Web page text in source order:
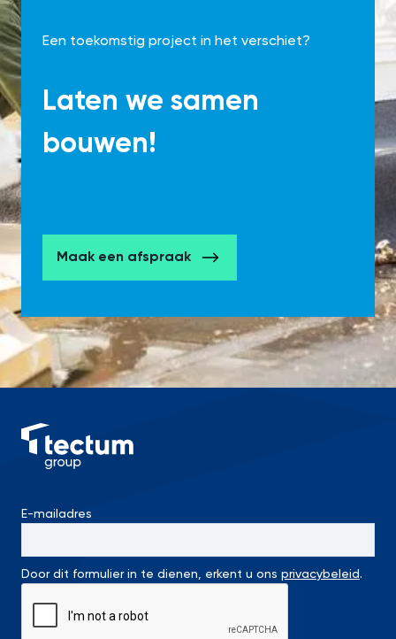
Een toekomstig project in het verschiet?
Laten we samen
bouwen!
Maak een afspraak
E-mailadres
Door dit formulier in te dienen, erkent u ons privacybeleid .